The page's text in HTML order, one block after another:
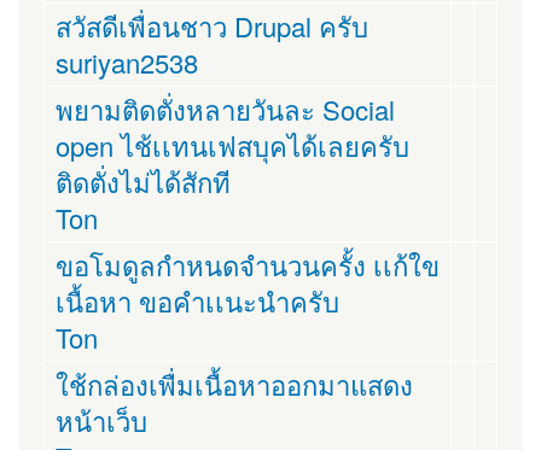
สวัสดีเพื่อนชาว Drupal ครับ
suriyan2538
พยามติดตั่งหลายวันละ Social
open ไช้เเทนเฟสบุคได้เลยครับ
ติดตั่งไม่ได้สักที
Ton
ขอโมดูลกำหนดจำนวนครั้ง เเก้ใข
เนื้อหา ขอคำเเนะนำครับ
Ton
ใช้กล่องเพื่มเนื้อหาออกมาแสดง
หน้าเว็บ